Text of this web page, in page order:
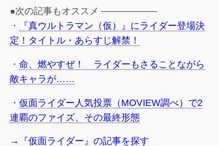
●次の記事もオススメ ——————
・
『真ウルトラマン（仮）』にライダー登場決
定！タイトル・あらすじ解禁！
・ 命、燃やすぜ！ ライダーもさることながら
敵キャラが……
・ 仮面ライダー人気投票（MOVIEW調べ）で2
連覇のファイズ、その最終形態
→『仮面ライダー』の記事を探す